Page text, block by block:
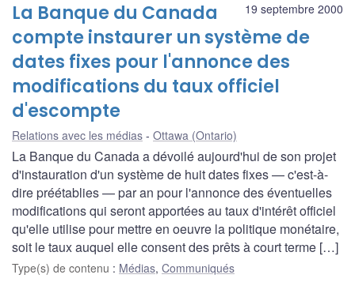
19 septembre 2000
La Banque du Canada
compte instaurer un système de
dates fixes pour l'annonce des
modifications du taux officiel
d'escompte
Relations avec les médias Ottawa (Ontario)
La Banque du Canada a dévoilé aujourd'hui de son projet
d'instauration d'un système de huit dates fixes — c'est-à-
dire préétablies — par an pour l'annonce des éventuelles
modifications qui seront apportées au taux d'intérêt officiel
qu'elle utilise pour mettre en oeuvre la politique monétaire,
soit le taux auquel elle consent des prêts à court terme […]
Type(s) de contenu : Médias, Communiqués